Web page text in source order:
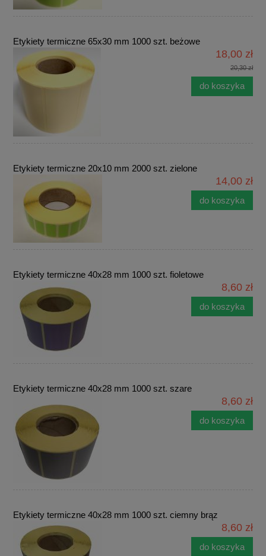
Etykiety termiczne 65x30 mm 1000 szt. beżowe
18,00 zł
20,30 zł
do koszyka
Etykiety termiczne 20x10 mm 2000 szt. zielone
14,00 zł
do koszyka
Etykiety termiczne 40x28 mm 1000 szt. fioletowe
8,60 zł
do koszyka
Etykiety termiczne 40x28 mm 1000 szt. szare
8,60 zł
do koszyka
Etykiety termiczne 40x28 mm 1000 szt. ciemny brąz
8,60 zł
do koszyka